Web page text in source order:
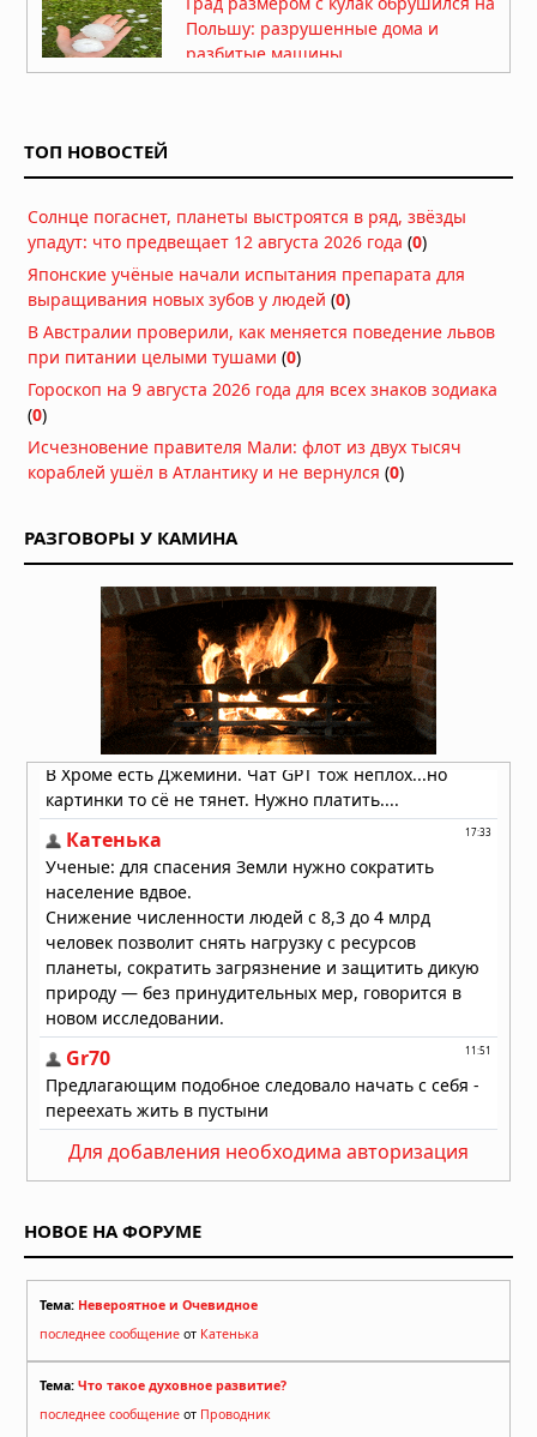
Польшу: разрушенные дома и
разбитые машины
Нидерланды исчерпали все
средства борьбы с засухой
07.08.2026 в 09:06
Затонувшие нацистские корабли
стали видны в Дунае из-за
рекордного падения уровня воды
05.08.2026 в 16:01
извержение заставило власти
объявить оранжевый уровень
04.08.2026 в 11:33
Землетрясение магнитудой 5,5 у
берегов Египта: толчки ощущались
в Каире
03.08.2026 в 06:38
Супертайфун «Дельфин»: пятый
циклон максимальной мощности в
2026 году движется к побережью
Восточной Азии
01.08.2026 в 15:17
Землетрясение в Италии: магнитуда
4,7 у Неаполя, повреждения и
01.08.2026 в 09:32
ТОП НОВОСТЕЙ
Солнце погаснет, планеты выстроятся в ряд, звёзды
упадут: что предвещает 12 августа 2026 года (0)
Японские учёные начали испытания препарата для
выращивания новых зубов у людей (0)
В Австралии проверили, как меняется поведение львов
при питании целыми тушами (0)
Гороскоп на 9 августа 2026 года для всех знаков зодиака
(0)
Исчезновение правителя Мали: флот из двух тысяч
кораблей ушёл в Атлантику и не вернулся (0)
РАЗГОВОРЫ У КАМИНА
Для добавления необходима авторизация
НОВОЕ НА ФОРУМЕ
Тема: Невероятное и Очевидное
последнее сообщение от Катенька
Тема: Что такое духовное развитие?
последнее сообщение от Проводник